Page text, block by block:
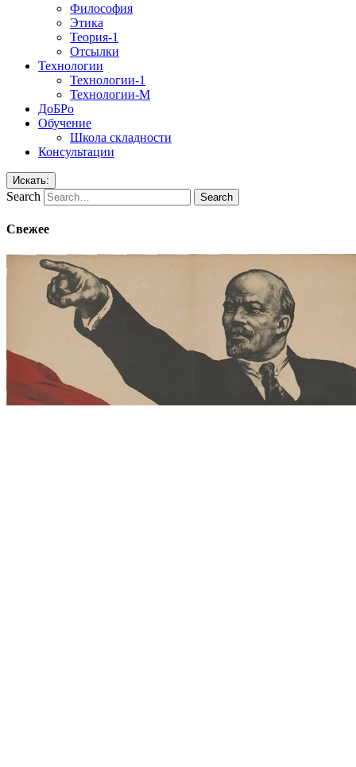
Философия
Этика
Теория-1
Отсылки
Технологии
Технологии-1
Технологии-М
ДоБРо
Обучение
Школа складности
Консультации
Искать:
Search
Свежее